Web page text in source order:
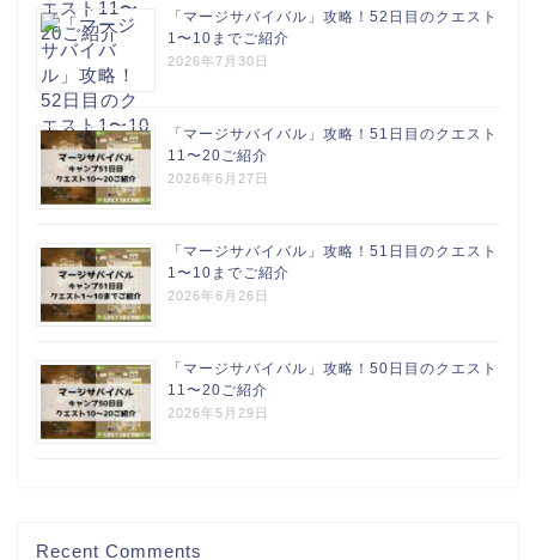
「マージサバイバル」攻略！52日目のクエスト
1〜10までご紹介
2026年7月30日
「マージサバイバル」攻略！51日目のクエスト
11〜20ご紹介
2026年6月27日
「マージサバイバル」攻略！51日目のクエスト
1〜10までご紹介
2026年6月26日
「マージサバイバル」攻略！50日目のクエスト
11〜20ご紹介
2026年5月29日
Recent Comments